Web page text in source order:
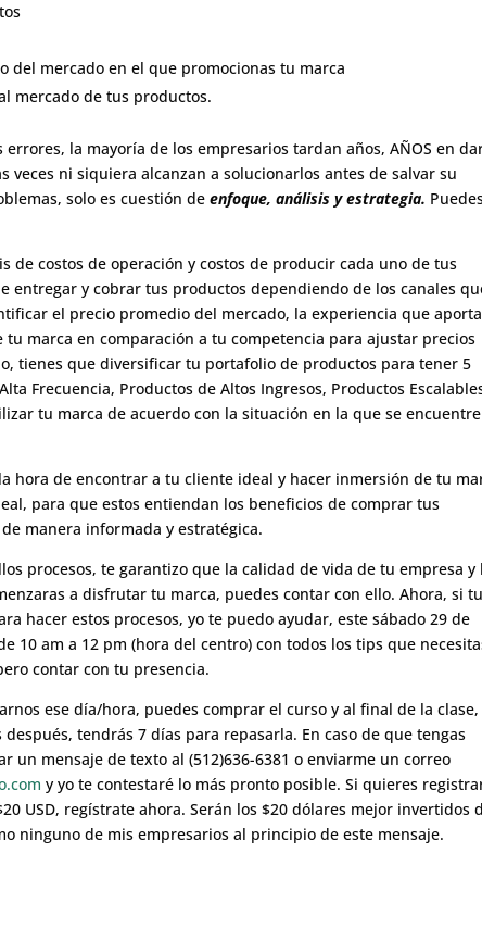
del mercado en el que promocionas tu marca
mercado de tus productos.
la mayoría de los empresarios tardan años, AÑOS en
veces ni siquiera alcanzan a solucionarlos antes de salvar su
solo es cuestión deenfoque, análisis y estrategia.
de costos de operación y costos de producir cada uno de tus
entregar y cobrar tus productos dependiendo de los canales
el precio promedio del mercado, la experiencia que
marca en comparación a tu competencia para ajustar precios
tienes que diversificar tu portafolio de productos para tener 5
Frecuencia, Productos de Altos Ingresos, Productos
tu marca de acuerdo con la situación en la que se
hora de encontrar a tu cliente ideal y hacer inmersión de tu
para que estos entiendan los beneficios de comprar tus
manera informada y estratégica.
procesos, te garantizo que la calidad de vida de tu empresa y
a disfrutar tu marca, puedes contar con ello. Ahora, si tu
hacer estos procesos, yo te puedo ayudar, este sábado 29 de
10 am a 12 pm (hora del centro) con todos los tips que
contar con tu presencia.
ese día/hora, puedes comprar el curso y al final de la
tendrás 7 días para repasarla. En caso de que tengas
un mensaje de texto al (512)636-6381 o enviarme un correo
y yo te contestaré lo más pronto posible. Si quieres
USD, regístrate ahora. Serán los $20 dólares mejor invertidos
ninguno de mis empresarios al principio de este mensaje.